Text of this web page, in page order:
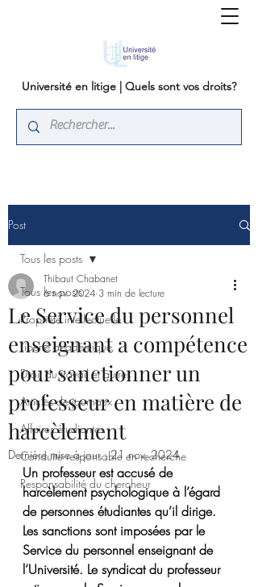
Université en litige | Quels sont vos droits?
Post
Tous les posts
Propriété intellectuelle
Liberté académique
Droit du travail et autres
Articles de journaux
Affaires étudiantes
Conduite responsable en recherche
Responsabilité du chercheur
Tous les posts
Le Service du personnel
enseignant a compétence
pour sanctionner un
professeur en matière de
harcèlement
Thibaut Chabanet
6 nov. 2024 3 min de lecture
Dernière mise à jour :21 nov. 2024
Un professeur est accusé de
harcèlement psychologique à l’égard
de personnes étudiantes qu’il dirige.
Les sanctions sont imposées par le
Service du personnel enseignant de
l’Université. Le syndicat du professeur